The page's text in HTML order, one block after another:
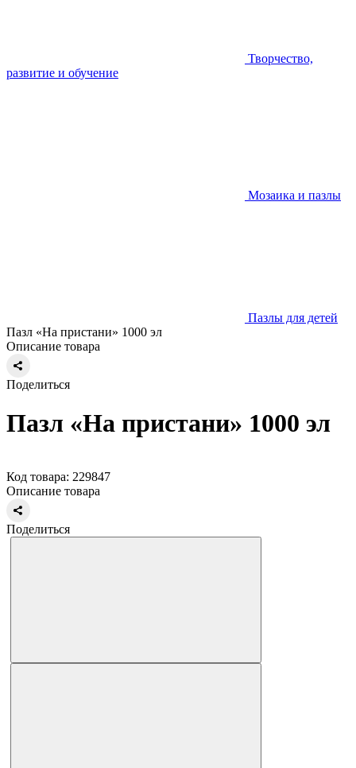
Творчество,
развитие и обучение
Мозаика и пазлы
Пазлы для детей
Пазл «На пристани» 1000 эл
Описание товара
Поделиться
Пазл «На пристани» 1000 эл
Код товара: 229847
Описание товара
Поделиться